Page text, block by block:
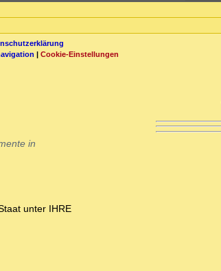
| Cookie-Einstellungen
in
unter IHRE